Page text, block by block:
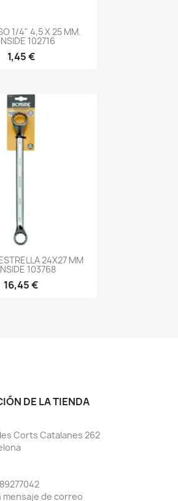
-->
1/4" 4,5 X 25 MM.
102716
1,45 €
--> 24X27 MM
103768
16,45 €
DE LA TIENDA
Corts Catalanes 262
mensaje de correo